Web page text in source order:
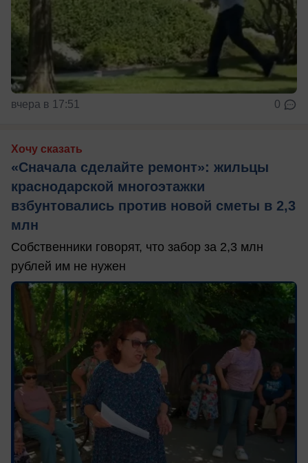
вчера в 17:51 0
Хочу сказать
«Сначала сделайте ремонт»: жильцы
краснодарской многоэтажки
взбунтовались против новой сметы в 2,3
млн
Собственники говорят, что забор за 2,3 млн
рублей им не нужен